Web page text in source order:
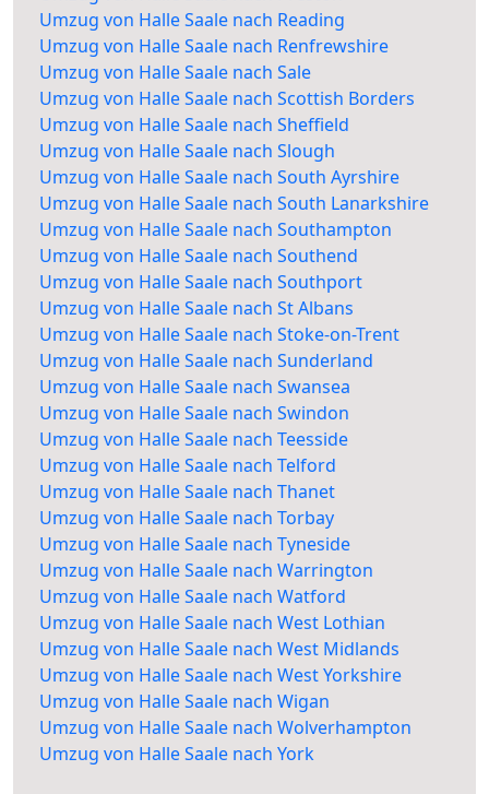
Umzug von Halle Saale nach Reading
Umzug von Halle Saale nach Renfrewshire
Umzug von Halle Saale nach Sale
Umzug von Halle Saale nach Scottish Borders
Umzug von Halle Saale nach Sheffield
Umzug von Halle Saale nach Slough
Umzug von Halle Saale nach South Ayrshire
Umzug von Halle Saale nach South Lanarkshire
Umzug von Halle Saale nach Southampton
Umzug von Halle Saale nach Southend
Umzug von Halle Saale nach Southport
Umzug von Halle Saale nach St Albans
Umzug von Halle Saale nach Stoke-on-Trent
Umzug von Halle Saale nach Sunderland
Umzug von Halle Saale nach Swansea
Umzug von Halle Saale nach Swindon
Umzug von Halle Saale nach Teesside
Umzug von Halle Saale nach Telford
Umzug von Halle Saale nach Thanet
Umzug von Halle Saale nach Torbay
Umzug von Halle Saale nach Tyneside
Umzug von Halle Saale nach Warrington
Umzug von Halle Saale nach Watford
Umzug von Halle Saale nach West Lothian
Umzug von Halle Saale nach West Midlands
Umzug von Halle Saale nach West Yorkshire
Umzug von Halle Saale nach Wigan
Umzug von Halle Saale nach Wolverhampton
Umzug von Halle Saale nach York